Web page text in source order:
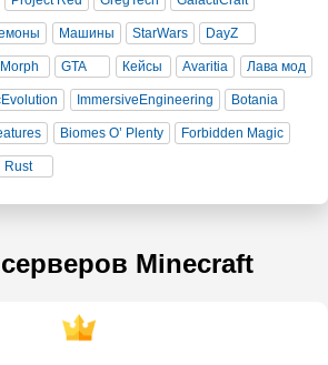
Машины StarWars DayZ
Morph GTA Кейсы Avaritia Лава мод
ImmersiveEngineering Botania
Biomes O’ Plenty Forbidden Magic
Rust
Minecraft